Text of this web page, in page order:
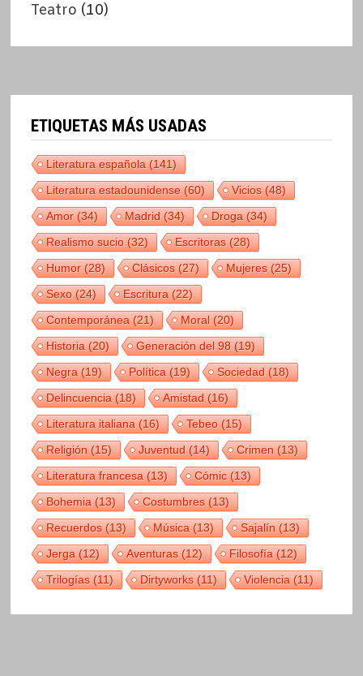
Teatro (10)
ETIQUETAS MÁS USADAS
Literatura española(141)
Literatura estadounidense(60) Vicios(48)
Amor(34) Madrid(34) Droga(34)
Realismo sucio(32) Escritoras(28)
Humor(28) Clásicos(27) Mujeres(25)
Sexo(24) Escritura(22)
Contemporánea(21) Moral(20)
Historia(20) Generación del 98(19)
Negra(19) Política(19) Sociedad(18)
Delincuencia(18) Amistad(16)
Literatura italiana(16) Tebeo(15)
Religión(15) Juventud(14) Crimen(13)
Literatura francesa(13) Cómic(13)
Bohemia(13) Costumbres(13)
Recuerdos(13) Música(13) Sajalín(13)
Jerga(12) Aventuras(12) Filosofía(12)
Trilogías(11) Dirtyworks(11) Violencia(11)